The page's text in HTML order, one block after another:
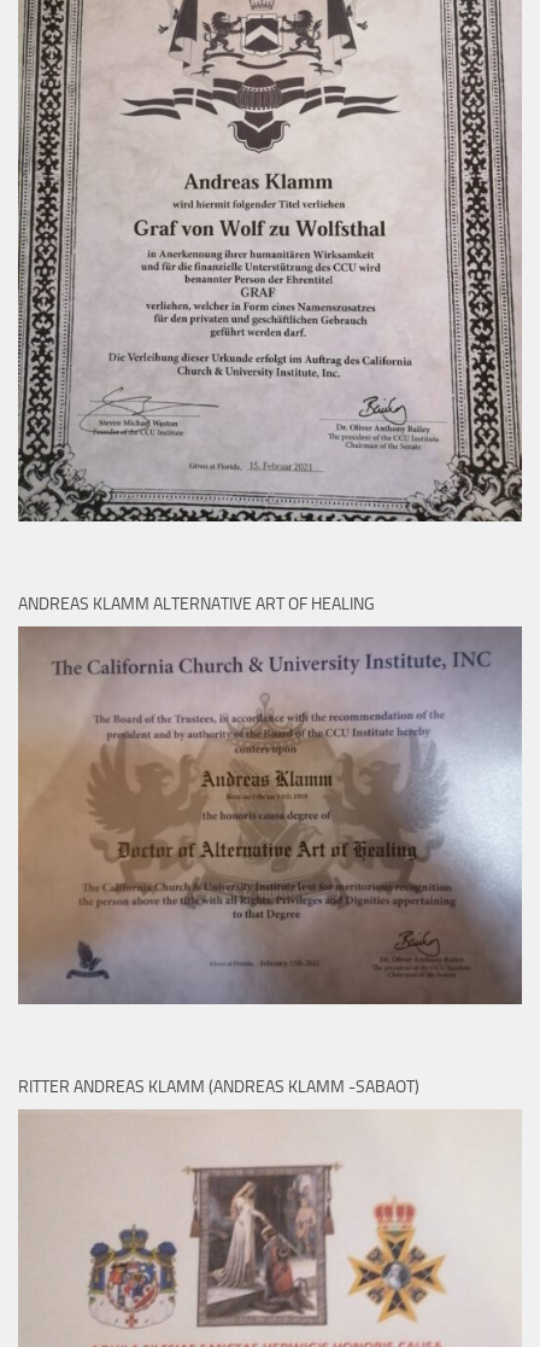
ANDREAS KLAMM ALTERNATIVE ART OF HEALING
RITTER ANDREAS KLAMM (ANDREAS KLAMM -SABAOT)